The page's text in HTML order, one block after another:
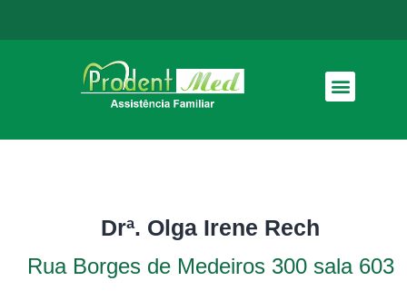
Drª. Olga Irene Rech
Rua Borges de Medeiros 300 sala 603